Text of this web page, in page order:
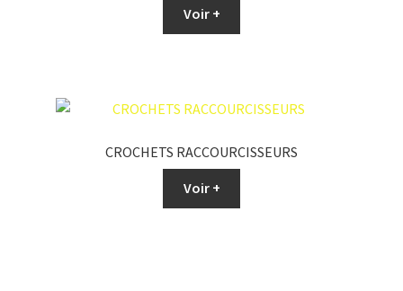
Voir +
CROCHETS RACCOURCISSEURS
Voir +